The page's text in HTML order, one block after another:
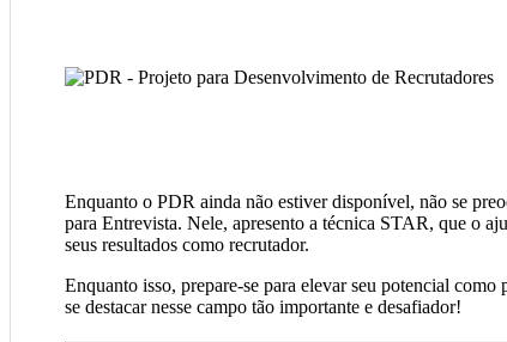
Enquanto o PDR ainda não estiver disponível, não se
para Entrevista. Nele, apresento a técnica STAR, que o
seus resultados como recrutador.
Enquanto isso, prepare-se para elevar seu potencial
se destacar nesse campo tão importante e desafiador!